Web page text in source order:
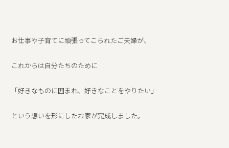
お仕事や子育てに頑張ってこられたご夫婦が、
これからは自分たちのために
「好きなものに囲まれ、好きなことをやりたい」
という想いを形にしたお家が完成しました。